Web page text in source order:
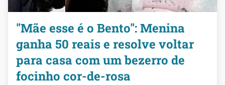
"Mãe esse é o Bento": Menina
ganha 50 reais e resolve voltar
para casa com um bezerro de
focinho cor-de-rosa